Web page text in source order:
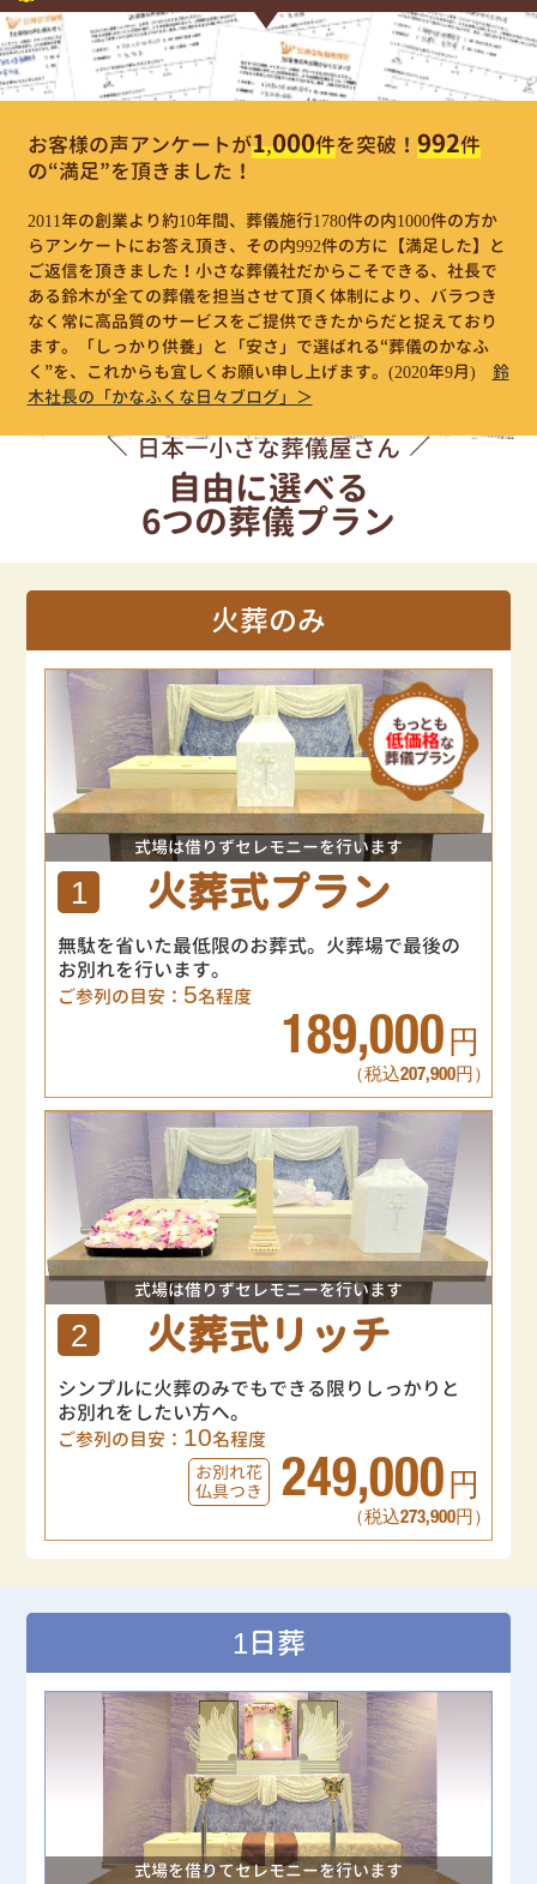
お客様の声アンケートが1,000件を突破！ 992件
の“満足”を頂きました！
2011年の創業より約10年間、葬儀施行1780件の内1000件の方か
らアンケートにお答え頂き、その内992件の方に【満足した】と
ご返信を頂きました！小さな葬儀社だからこそできる、社長で
ある鈴木が全ての葬儀を担当させて頂く体制により、バラつき
なく常に高品質のサービスをご提供できたからだと捉えており
ます。「しっかり供養」と「安さ」で選ばれる“葬儀のかなふ
く”を、これからも宜しくお願い申し上げます。 (2020年9月)
鈴
木社長の「かなふくな日々ブログ」＞
日本一小さな葬儀屋さん
自由に選べる
6つの葬儀プラン
火葬のみ
式場は借りずセレモニーを行います
1 火葬式プラン
無駄を省いた最低限のお葬式。火葬場で最後の
お別れを行います。
ご参列の目安： 5名程度
189,000 円
（税込207,900円）
式場は借りずセレモニーを行います
2 火葬式リッチ
シンプルに火葬のみでもできる限りしっかりと
お別れをしたい方へ。
ご参列の目安： 10名程度
お別れ花
仏具つき
249,000 円
（税込273,900円）
1日葬
式場を借りてセレモニーを行います